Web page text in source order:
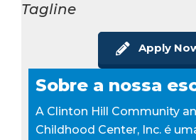
Tagline
Apply
Sobre a nossa
A Clinton Hill Community
Childhood Center, Inc. é